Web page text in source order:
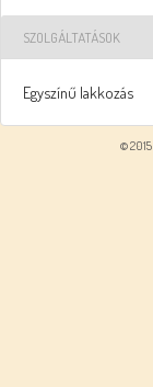
SZOLGÁLTATÁSOK
Egyszínű lakkozás
©